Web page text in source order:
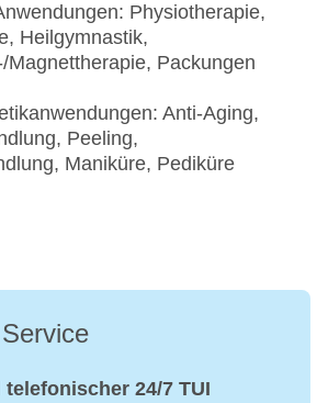
Physiotherapie,
Heilgymnastik,
Magnettherapie, Packungen
Anti-Aging,
Peeling,
Maniküre, Pediküre
24/7 TUI